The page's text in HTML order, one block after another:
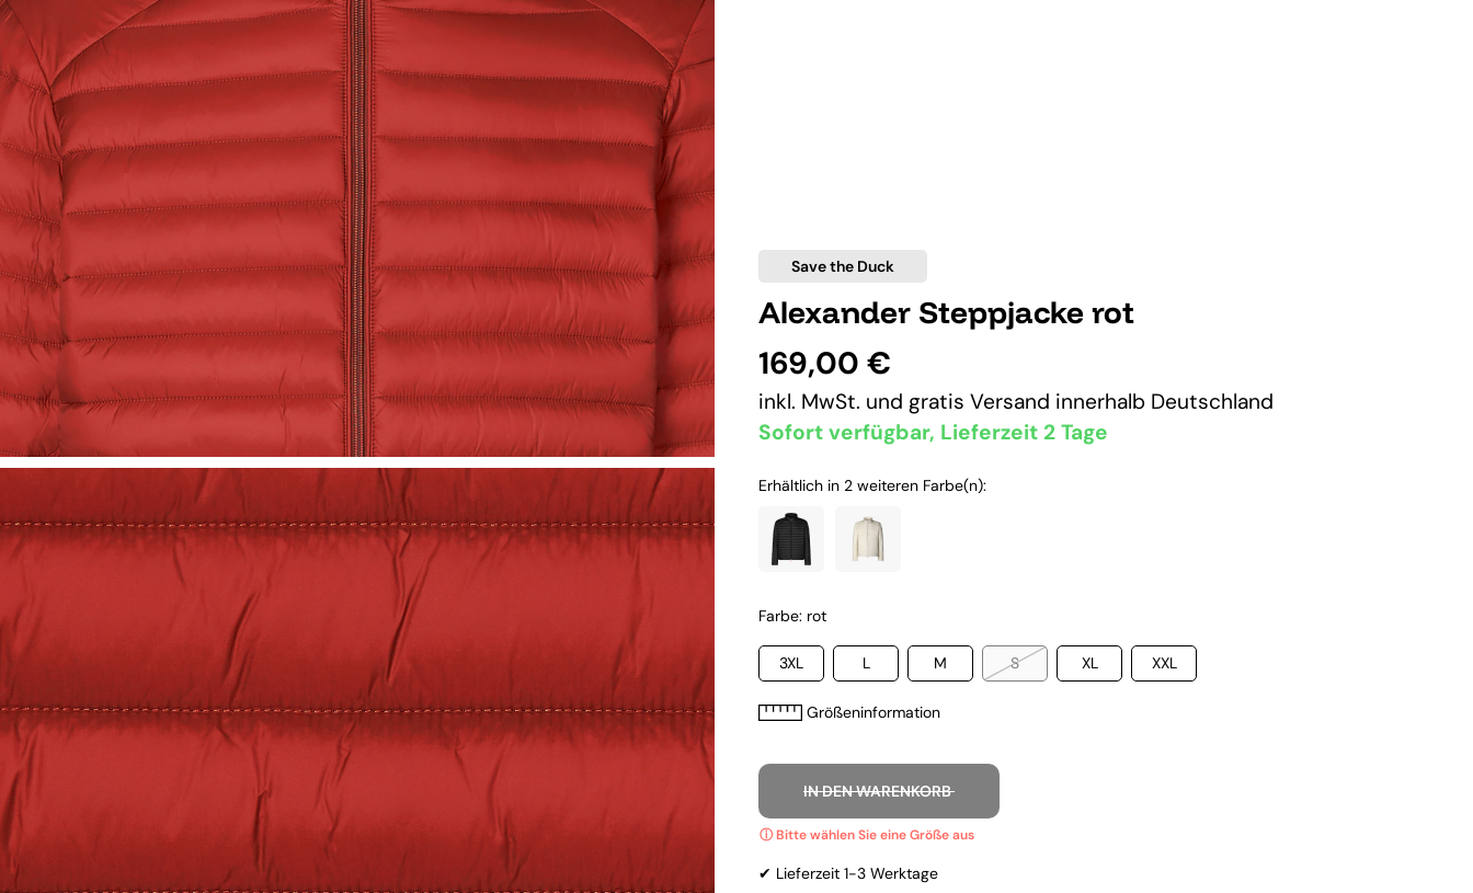
Save the Duck
Alexander Steppjacke rot
169,00 €
inkl. MwSt. und gratis Versand innerhalb Deutschland
Sofort verfügbar, Lieferzeit 2 Tage
Erhältlich in 2 weiteren Farbe(n):
Farbe: rot
3XL L M S XL XXL
Größeninformation
IN DEN WARENKORB
✔ Lieferzeit 1-3 Werktage